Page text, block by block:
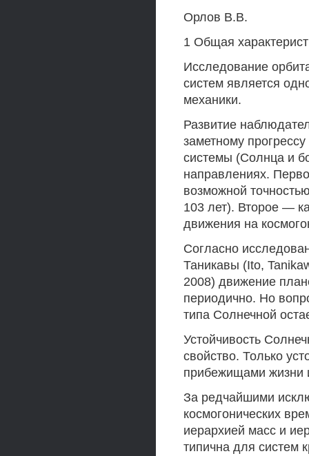
Орлов В.В.
1 Общая
Исследование
систем является
механики.
Развитие
заметному
системы (Солнца и
направлениях.
возможной
103 лет). Второе —
движения на
Согласно
Таникавы (Ito,
2008) движение
периодично. Но
типа Солнечной
Устойчивость
свойство. Только
прибежищами жизни
За редчайшими
космогонических
иерархией масс и
типична для систем